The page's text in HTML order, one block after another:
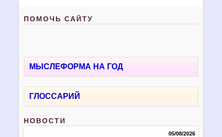
ПОМОЧЬ САЙТУ
МЫСЛЕФОРМА НА ГОД
ГЛОССАРИЙ
НОВОСТИ
05/08/2026